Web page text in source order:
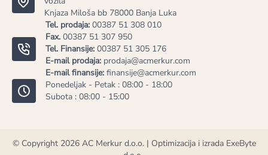
Knjaza Miloša bb 78000 Banja Luka
Tel. prodaja: 00387 51 308 010
Fax. 00387 51 307 950
Tel. Finansije: 00387 51 305 176
E-mail prodaja: prodaja@acmerkur.com
E-mail finansije: finansije@acmerkur.com
Ponedeljak - Petak : 08:00 - 18:00
Subota : 08:00 - 15:00
© Copyright 2026 AC Merkur d.o.o.| Optimizacija i izrada ExeByte